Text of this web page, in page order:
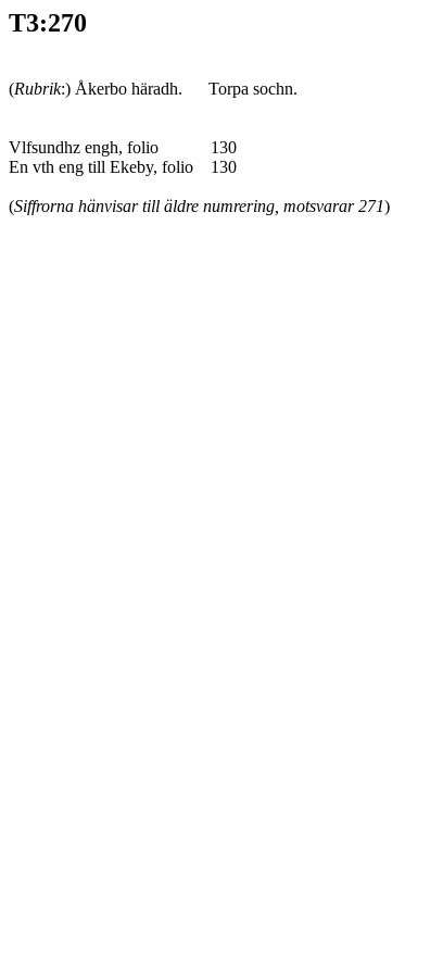
T3:270
(Rubrik:) Åkerbo häradh. Torpa sochn.
Vlfsundhz engh, folio 130
En vth eng till Ekeby, folio 130
(Siffrorna hänvisar till äldre numrering, motsvarar 271)